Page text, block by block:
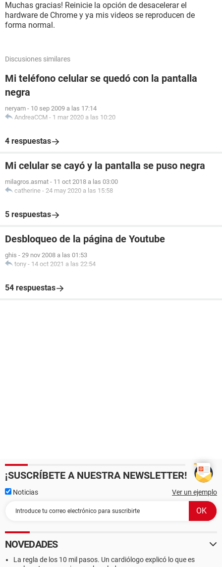
Muchas gracias! Reinicie la opción de desacelerar el
hardware de Chrome y ya mis videos se reproducen de
forma normal.
Discusiones similares
Mi teléfono celular se quedó con la pantalla
negra
neryam - 10 sep 2009 a las 17:14
AndreaCCM - 1 mar 2020 a las 10:20
4 respuestas
Mi celular se cayó y la pantalla se puso negra
milagros.asmat - 11 oct 2018 a las 03:00
catherine - 24 may 2020 a las 15:58
5 respuestas
Desbloqueo de la página de Youtube
ghis - 29 nov 2008 a las 01:53
tony - 14 oct 2021 a las 22:54
54 respuestas
¡SUSCRÍBETE A NUESTRA NEWSLETTER!
Noticias Ver un ejemplo
NOVEDADES
La regla de los 10 mil pasos. Un cardiólogo explicó lo que es